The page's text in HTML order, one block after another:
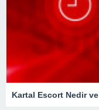
Kartal Escort Nedir